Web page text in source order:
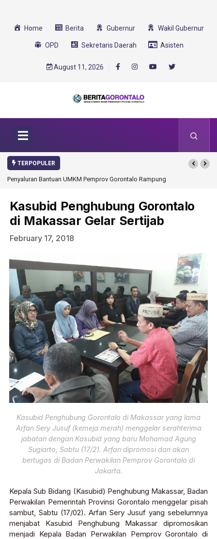
Home Berita Gubernur Wakil Gubernur
OPD Sekretaris Daerah Asisten
August 11, 2026
TERPOPULER
Bantuan UMKM Pemprov Gorontalo RampungGorontalo Ikut Dukung
Kasubid Penghubung Gorontalo
di Makassar Gelar Sertijab
February 17, 2018
Kasubid Penghubung Gorontalo di Makassar yang lama
Arfan Sery Jusuf (kemeja merah) menggelar serahterima
jabatan dengan Kasubid yang baru Mohamad Agung
Sugiarto, Sabtu (17/2). Arfan dipromosi dan akan
bertugas di Badan Perwakilan Pemprov Gorontalo di
Jakarta.
Kepala Sub Bidang (Kasubid) Penghubung Makassar, Badan
Perwakilan Pemerintah Provinsi Gorontalo menggelar pisah
sambut, Sabtu (17/02). Arfan Sery Jusuf yang sebelumnya
menjabat Kasubid Penghubung Makassar dipromosikan
menjadi Kepala Badan Perwakilan Pemprov Gorontalo di